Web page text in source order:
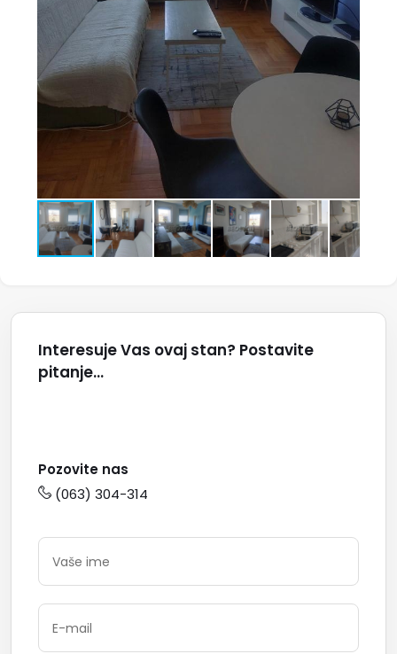
Interesuje Vas ovaj stan? Postavite
pitanje...
Pozovite nas
(063) 304-314